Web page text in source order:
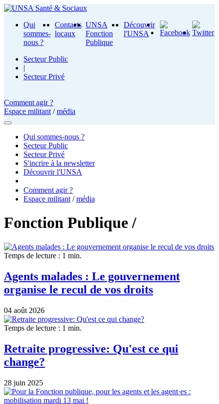
Qui
sommes-
nous ?
Contacts
locaux
UNSA
Fonction
Publique
Découvrir
l'UNSA
Secteur Public
|
Secteur Privé
Comment agir ?
Espace militant /média
Qui sommes-nous ?
Secteur Public
Secteur Privé
S'incrire à la newsletter
Découvrir l'UNSA
Comment agir ?
Espace militant /média
Fonction Publique /
Temps de lecture : 1 min.
Agents malades : Le gouvernement
organise le recul de vos droits
04 août 2026
Temps de lecture : 1 min.
Retraite progressive: Qu'est ce qui
change?
28 juin 2025